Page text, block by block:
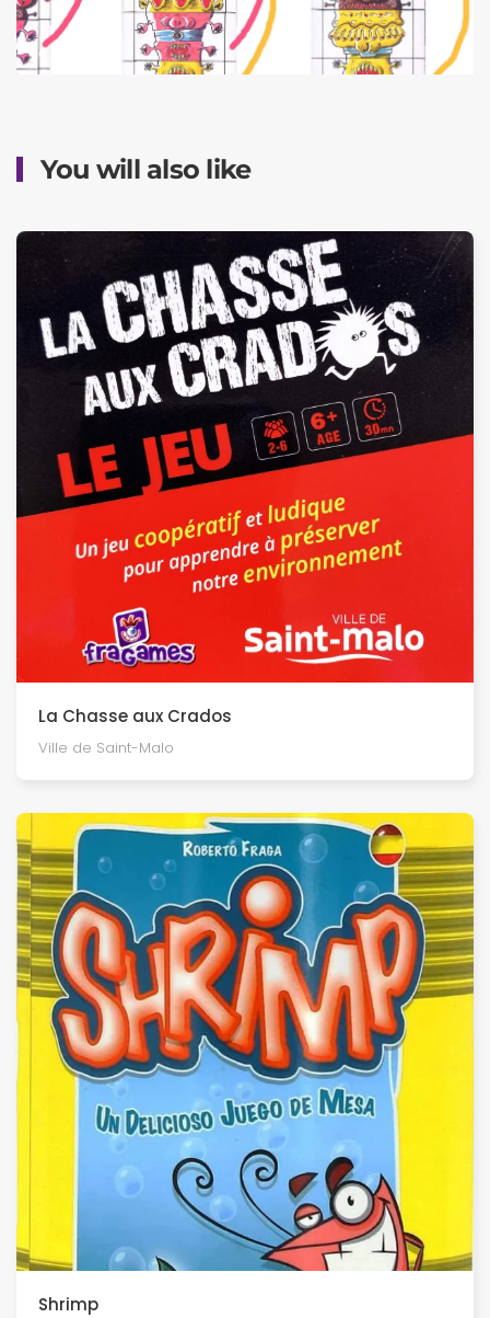
You will also like
La Chasse aux Crados
Ville de Saint-Malo
Shrimp